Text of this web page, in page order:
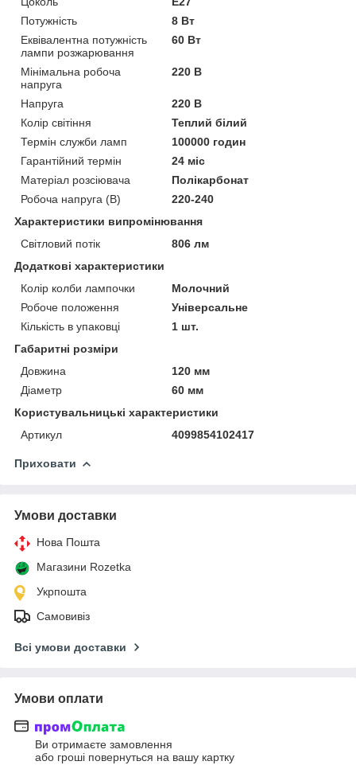
Потужність
8 Вт
Еквівалентна потужність
лампи розжарювання
60 Вт
Мінімальна робоча
напруга
220 В
Напруга
220 В
Колір світіння
Теплий білий
Термін служби ламп
100000 годин
Гарантійний термін
24 міс
Матеріал розсіювача
Полікарбонат
Робоча напруга (В)
220-240
Характеристики випромінювання
Світловий потік
806 лм
Додаткові характеристики
Колір колби лампочки
Молочний
Робоче положення
Універсальне
Кількість в упаковці
1 шт.
Габаритні розміри
Довжина
120 мм
Діаметр
60 мм
Користувальницькі характеристики
Артикул
4099854102417
Приховати
Умови доставки
Нова Пошта
Магазини Rozetka
Укрпошта
Самовивіз
Всі умови доставки
Умови оплати
Ви отримаєте замовлення
або гроші повернуться на вашу картку